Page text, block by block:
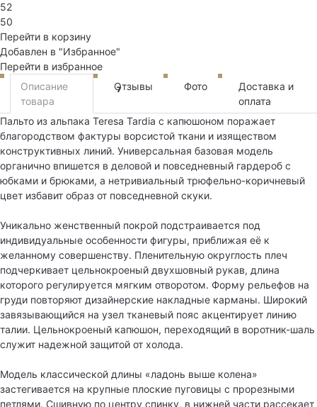
52
50
Перейти в корзину
Добавлен в "Избранное"
Перейти в избранное
Описание
товара
Отзывы
7 Фото
Доставка и
оплата
Пальто из альпака Teresa Tardia с капюшоном поражает
благородством фактуры ворсистой ткани и изяществом
конструктивных линий. Универсальная базовая модель
органично впишется в деловой и повседневный гардероб с
юбками и брюками, а нетривиальный трюфельно-коричневый
цвет избавит образ от повседневной скуки.
Уникально женственный покрой подстраивается под
индивидуальные особенности фигуры, приближая её к
желанному совершенству. Пленительную округлость плеч
подчеркивает цельнокроеный двухшовный рукав, длина
которого регулируется мягким отворотом. Форму рельефов на
груди повторяют дизайнерские накладные карманы. Широкий
завязывающийся на узел тканевый пояс акцентирует линию
талии. Цельнокроеный капюшон, переходящий в воротник-шаль
служит надежной защитой от холода.
Модель классической длины «ладонь выше колена»
застегивается на крупные плоские пуговицы с прорезными
петлями. Сшивную по центру спинку, в нижней части рассекает